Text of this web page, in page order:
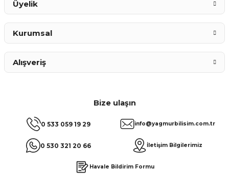
Bize ulaşın
0 533 059 19 29
0 530 321 20 66
info@yagmurbilisim.com.tr
İletişim Bilgilerimiz
Havale Bildirim Formu
Üyelik
Kurumsal
Alışveriş